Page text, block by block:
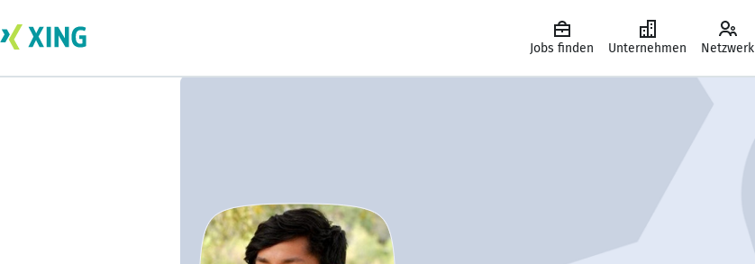
Jobs finden Unternehmen Netzwerk